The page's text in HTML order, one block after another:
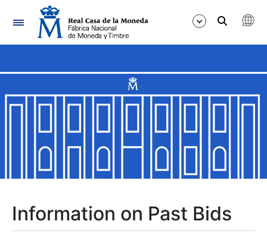
Navigation
Show/Hide
Show/Hide
Show/Hide
Information on Past Bids